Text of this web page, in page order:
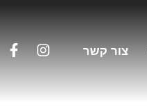
צור קשר